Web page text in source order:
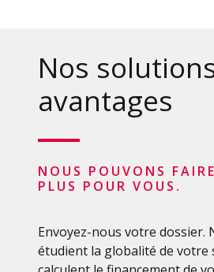
Nos
avantages
NOUS POUVONS
PLUS POUR VOUS.
Envoyez-nous votre dossier.
étudient la globalité de votre